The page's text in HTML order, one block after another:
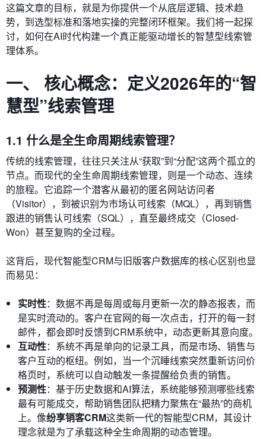
这篇文章的目标，就是为你提供一个从底层逻辑、技术趋
势，到选型标准和落地实操的完整闭环框架。我们将一起探
讨，如何在AI时代构建一个真正能驱动增长的智慧型线索管
理体系。
一、 核心概念：定义2026年的“智
慧型”线索管理
1.1 什么是全生命周期线索管理？
传统的线索管理，往往只关注从“获取”到“分配”这两个孤立的
节点。而现代的全生命周期线索管理，则是一个动态、连续
的旅程。它追踪一个潜客从最初的匿名网站访问者
（Visitor），到被识别为市场认可线索（MQL），再到销售
跟进的销售认可线索（SQL），直至最终成交（Closed-
Won）甚至复购的全过程。
这背后，现代智能型CRM与旧版客户数据库的核心区别也显
而易见：
实时性：数据不再是每周或每月更新一次的静态报表，而
是实时流动的。客户在官网的每一次点击，打开的每一封
邮件，都会即时反馈到CRM系统中，动态更新其意向度。
互动性：系统不再是单向的记录工具，而是市场、销售与
客户互动的枢纽。例如，当一个沉睡线索突然重新访问价
格页时，系统可以自动触发一条提醒给负责的销售。
预测性：基于历史数据和AI算法，系统能够预测哪些线索
最有可能成交，帮助销售团队把精力聚焦在“最热”的商机
上。像纷享销客CRM这类新一代的智能型CRM，其设计
理念就是为了承载这种全生命周期的动态管理。